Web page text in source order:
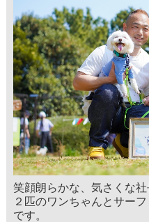
笑顔朗らかな、気さくな社
２匹のワンちゃんとサー
です。